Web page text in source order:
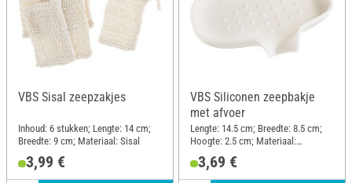
VBS Sisal zeepzakjes
Inhoud: 6 stukken; Lengte: 14 cm;
Breedte: 9 cm; Materiaal: Sisal
3,99 €
VBS Siliconen zeepbakje
met afvoer
Lengte: 14.5 cm; Breedte: 8.5 cm;
Hoogte: 2.5 cm; Materiaal:
Siliconen
3,69 €